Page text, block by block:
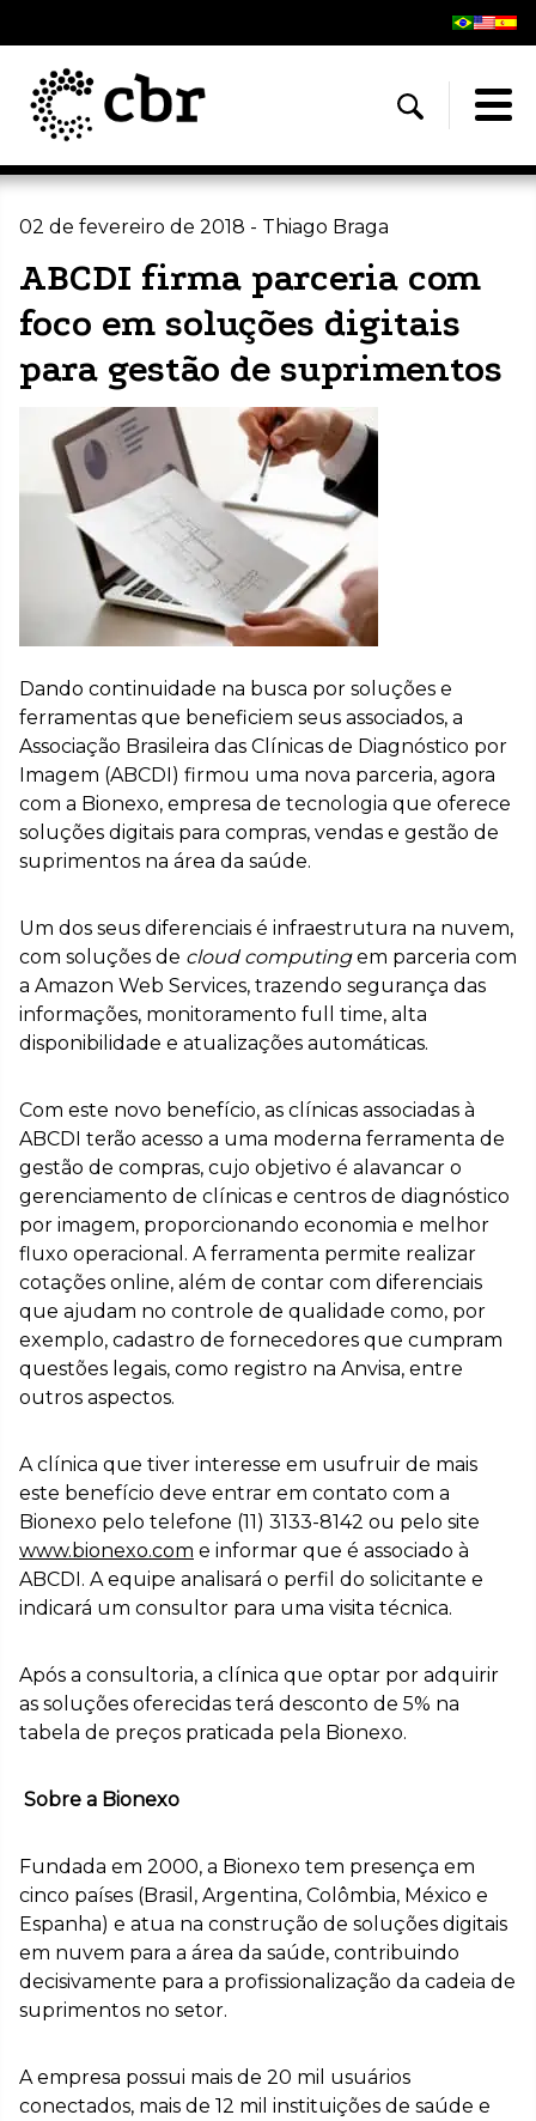
02 de fevereiro de 2018 - Thiago Braga
ABCDI firma parceria com
foco em soluções digitais
para gestão de suprimentos
Dando continuidade na busca por soluções e
ferramentas que beneficiem seus associados, a
Associação Brasileira das Clínicas de Diagnóstico por
Imagem (ABCDI) firmou uma nova parceria, agora
com a Bionexo, empresa de tecnologia que oferece
soluções digitais para compras, vendas e gestão de
suprimentos na área da saúde.
Um dos seus diferenciais é infraestrutura na nuvem,
com soluções de cloud computingem parceria com
a Amazon Web Services, trazendo segurança das
informações, monitoramento full time, alta
disponibilidade e atualizações automáticas.
Com este novo benefício, as clínicas associadas à
ABCDI terão acesso a uma moderna ferramenta de
gestão de compras, cujo objetivo é alavancar o
gerenciamento de clínicas e centros de diagnóstico
por imagem, proporcionando economia e melhor
fluxo operacional. A ferramenta permite realizar
cotações online, além de contar com diferenciais
que ajudam no controle de qualidade como, por
exemplo, cadastro de fornecedores que cumpram
questões legais, como registro na Anvisa, entre
outros aspectos.
A clínica que tiver interesse em usufruir de mais
este benefício deve entrar em contato com a
Bionexo pelo telefone (11) 3133-8142 ou pelo site
www.bionexo.com e informar que é associado à
ABCDI. A equipe analisará o perfil do solicitante e
indicará um consultor para uma visita técnica.
Após a consultoria, a clínica que optar por adquirir
as soluções oferecidas terá desconto de 5% na
tabela de preços praticada pela Bionexo.
Sobre a Bionexo
Fundada em 2000, a Bionexo tem presença em
cinco países (Brasil, Argentina, Colômbia, México e
Espanha) e atua na construção de soluções digitais
em nuvem para a área da saúde, contribuindo
decisivamente para a profissionalização da cadeia de
suprimentos no setor.
A empresa possui mais de 20 mil usuários
conectados, mais de 12 mil instituições de saúde e